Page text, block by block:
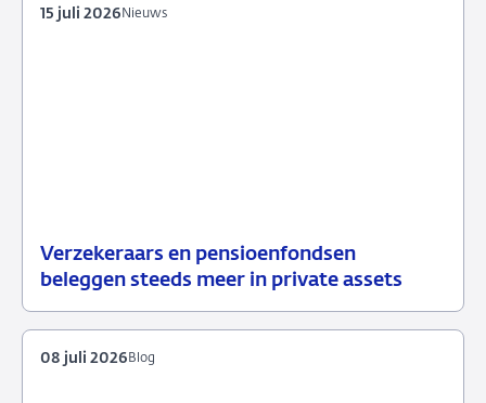
Verzekeraars en pensioenfondsen
beleggen steeds meer in private assets
15
Nieuws
Nieuws
15 juli 2026
Blog
08 juli 2026